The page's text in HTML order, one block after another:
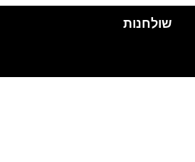
שולחנות